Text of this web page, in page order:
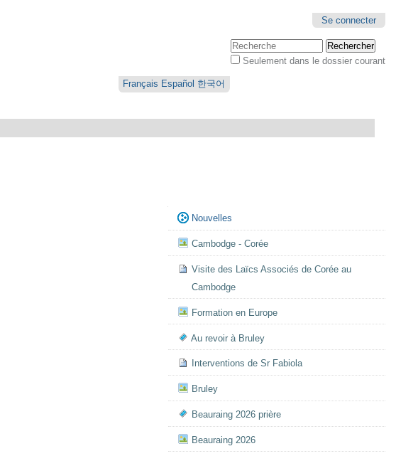
Se connecter
Chercher par
Seulement dans le dossier courant
Français Español 한국어
Navigation
Nouvelles
Cambodge - Corée
Visite des Laïcs Associés de Corée au
Cambodge
Formation en Europe
Au revoir à Bruley
Interventions de Sr Fabiola
Bruley
Beauraing 2026 prière
Beauraing 2026